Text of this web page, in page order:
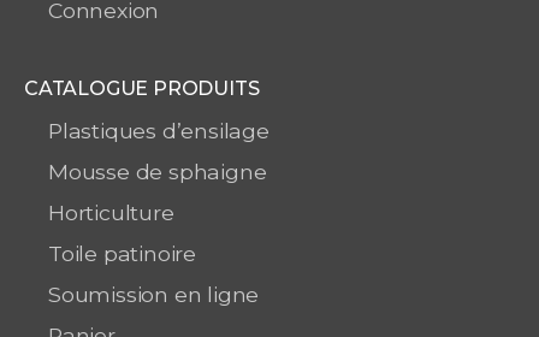
Connexion
CATALOGUE PRODUITS
Plastiques d’ensilage
Mousse de sphaigne
Horticulture
Toile patinoire
Soumission en ligne